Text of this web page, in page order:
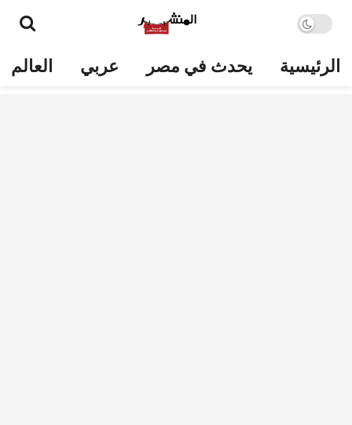
الرئيسية يحدث في مصر عربي العالم